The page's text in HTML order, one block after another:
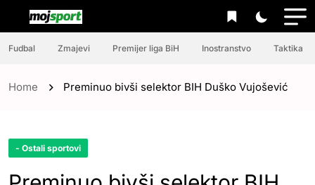
Fudbal Zmajevi Premijer liga BiH Inostranstvo Taktika
Home Preminuo bivši selektor BIH Duško Vujošević
- Ostali sportovi